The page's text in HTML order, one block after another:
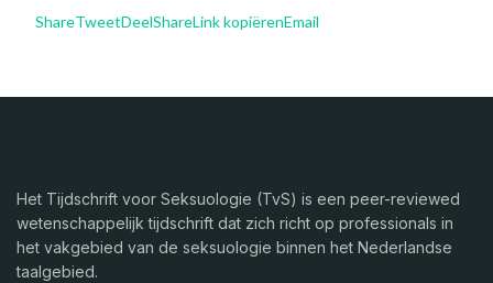
ShareTweetDeelShareLink kopiërenEmail
Het Tijdschrift voor Seksuologie (TvS) is een peer-reviewed
wetenschappelijk tijdschrift dat zich richt op professionals in
het vakgebied van de seksuologie binnen het Nederlandse
taalgebied.